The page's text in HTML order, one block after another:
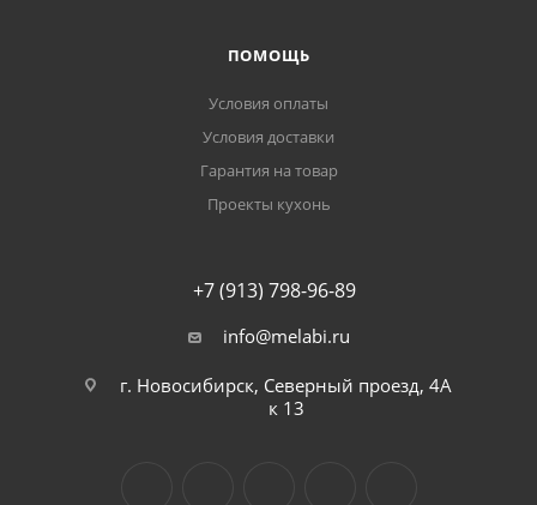
ПОМОЩЬ
Условия оплаты
Условия доставки
Гарантия на товар
Проекты кухонь
+7 (913) 798-96-89
info@melabi.ru
г. Новосибирск, Северный проезд, 4А
к 13